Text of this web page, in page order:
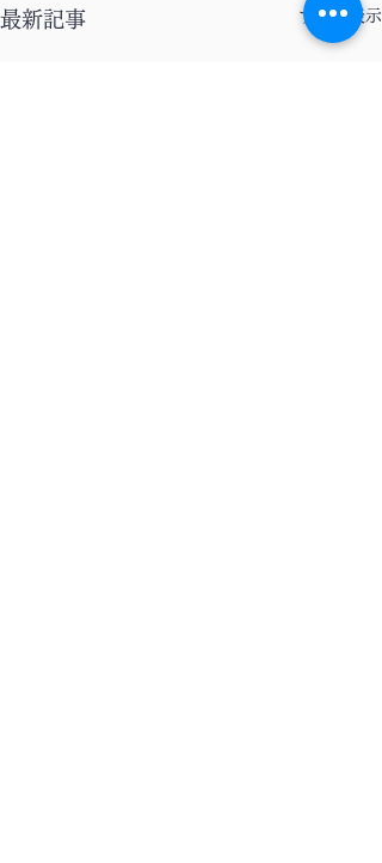
最新記事 すべて表示